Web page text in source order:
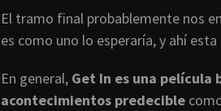
El tramo final probablemente nos
es como uno lo esperaría, y ahí
En general, Get In es una
acontecimientos predecible